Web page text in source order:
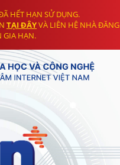
HẾT HẠN SỬ DỤNG.
TẠI ĐÂYVÀ LIÊN HỆ NHÀ ĐĂNG
GIA HẠN.